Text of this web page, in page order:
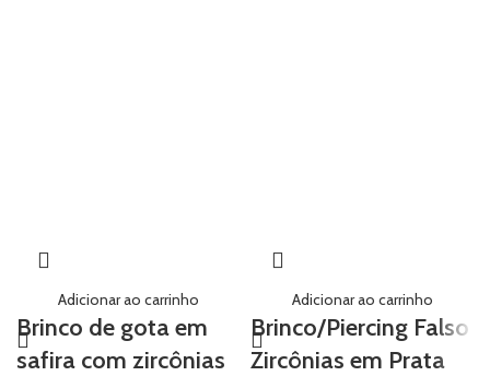
Adicionar ao carrinho
Brinco de gota em
safira com zircônias
Adicionar ao carrinho
Brinco/Piercing Falso
Zircônias em Prata